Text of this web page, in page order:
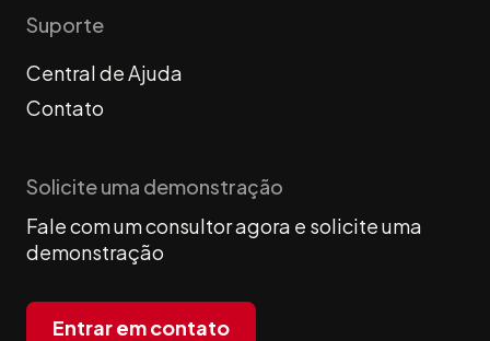
Suporte
Central de Ajuda
Contato
Solicite uma demonstração
Fale com um consultor agora e solicite uma
demonstração
Entrar em contato